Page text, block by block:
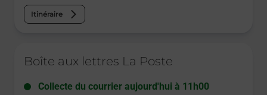
Itinéraire
Boîte aux lettres La Poste
Collecte du courrier aujourd'hui à 11h00